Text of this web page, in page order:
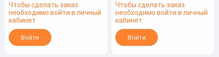
Чтобы сделать заказ
необходимо войти в личный
кабинет
Войти
Чтобы сделать заказ
необходимо войти в личный
кабинет
Войти